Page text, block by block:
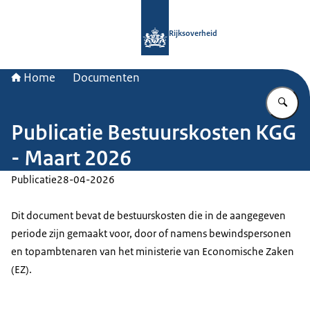
Rijksoverheid
Home Documenten
Publicatie Bestuurskosten KGG
- Maart 2026
Publicatie28-04-2026
Dit document bevat de bestuurskosten die in de aangegeven
periode zijn gemaakt voor, door of namens bewindspersonen
en topambtenaren van het ministerie van Economische Zaken
(EZ).